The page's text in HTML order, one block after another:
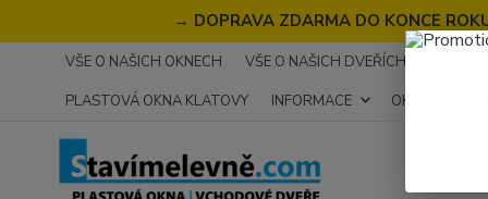
→ DOPRAVA ZDARMA DO KONCE
VŠE O NAŠICH OKNECH VŠE O NAŠICH DVEŘÍCH
PLASTOVÁ OKNA KLATOVY
INFORMACE OKNA NA